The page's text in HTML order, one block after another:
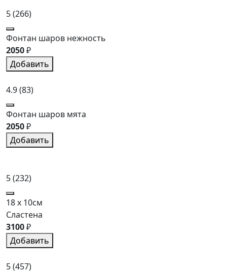
5(266)
Фонтан шаров нежность
2050₽
Добавить
4.9(83)
Фонтан шаров мята
2050₽
Добавить
5(232)
18 x 10см
Сластена
3100₽
Добавить
5(457)